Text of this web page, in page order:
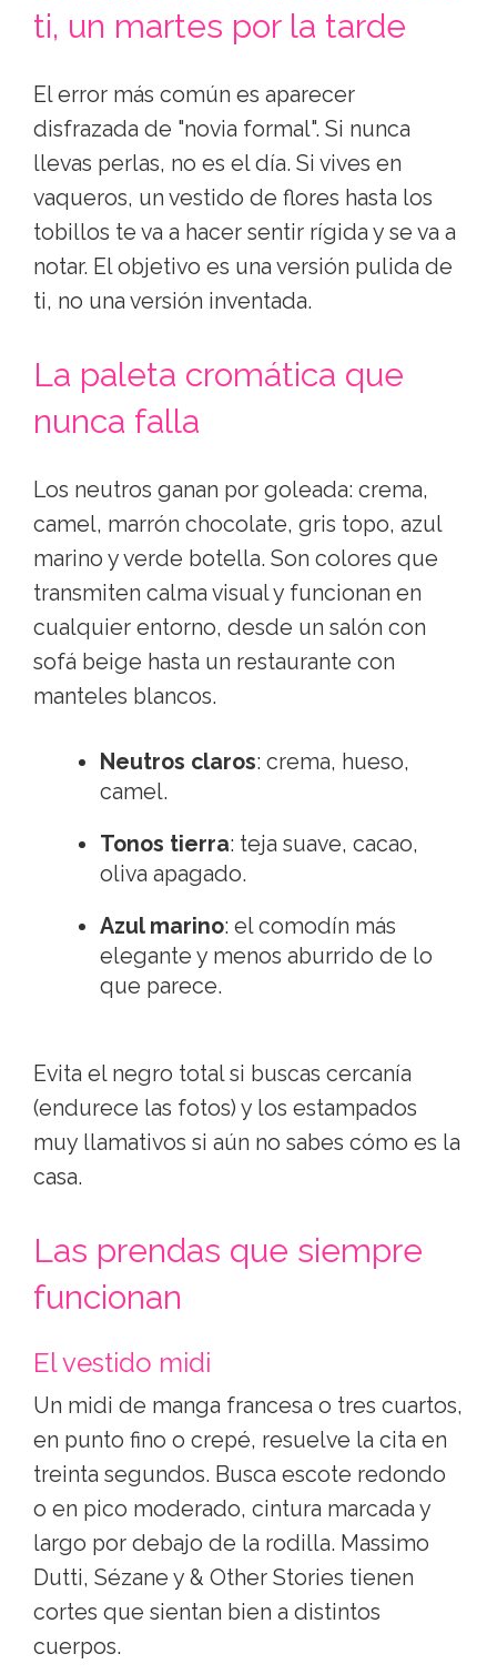
ti, un martes por la tarde
El error más común es aparecer
disfrazada de "novia formal". Si nunca
llevas perlas, no es el día. Si vives en
vaqueros, un vestido de flores hasta los
tobillos te va a hacer sentir rígida y se va a
notar. El objetivo es una versión pulida de
ti, no una versión inventada.
La paleta cromática que
nunca falla
Los neutros ganan por goleada: crema,
camel, marrón chocolate, gris topo, azul
marino y verde botella. Son colores que
transmiten calma visual y funcionan en
cualquier entorno, desde un salón con
sofá beige hasta un restaurante con
manteles blancos.
Neutros claros: crema, hueso,
camel.
Tonos tierra: teja suave, cacao,
oliva apagado.
Azul marino: el comodín más
elegante y menos aburrido de lo
que parece.
Evita el negro total si buscas cercanía
(endurece las fotos) y los estampados
muy llamativos si aún no sabes cómo es la
casa.
Las prendas que siempre
funcionan
El vestido midi
Un midi de manga francesa o tres cuartos,
en punto fino o crepé, resuelve la cita en
treinta segundos. Busca escote redondo
o en pico moderado, cintura marcada y
largo por debajo de la rodilla. Massimo
Dutti, Sézane y & Other Stories tienen
cortes que sientan bien a distintos
cuerpos.